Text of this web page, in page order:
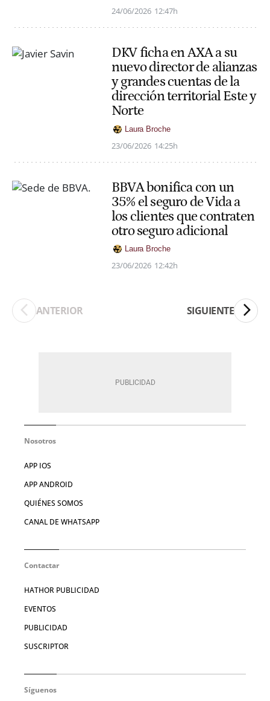
24/06/2026 12:47h
DKV ficha en AXA a su
nuevo director de alianzas
y grandes cuentas de la
dirección territorial Este y
Norte
Laura Broche
23/06/2026 14:25h
BBVA bonifica con un
35% el seguro de Vida a
los clientes que contraten
otro seguro adicional
Laura Broche
23/06/2026 12:42h
ANTERIOR SIGUIENTE
Nosotros
APP IOS
APP ANDROID
QUIÉNES SOMOS
CANAL DE WHATSAPP
Contactar
HATHOR PUBLICIDAD
EVENTOS
PUBLICIDAD
SUSCRIPTOR
Síguenos